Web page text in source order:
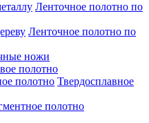
Ленточное полотно по
Ленточное полотно по
ножи
полотно
Твердосплавное
полотно